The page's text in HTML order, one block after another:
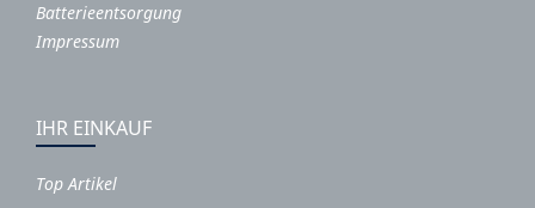
Batterieentsorgung
Impressum
IHR EINKAUF
Top Artikel